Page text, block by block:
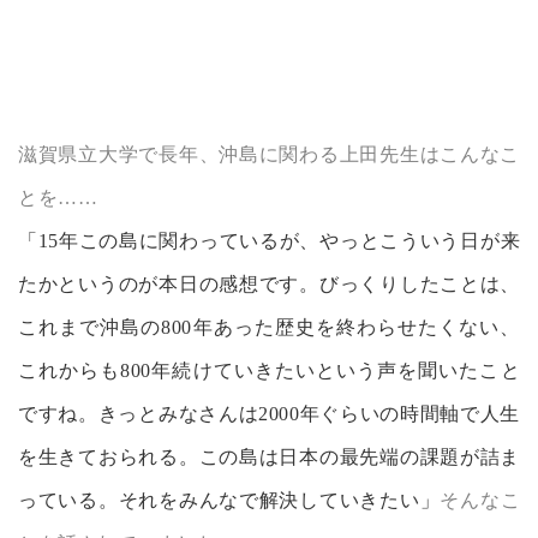
滋賀県立大学で長年、沖島に関わる上田先生はこんなこ
とを……
「15年この島に関わっているが、やっとこういう日が来
たかというのが本日の感想です。びっくりしたことは、
これまで沖島の800年あった歴史を終わらせたくない、
これからも800年続けていきたいという声を聞いたこと
ですね。きっとみなさんは2000年ぐらいの時間軸で人生
を生きておられる。この島は日本の最先端の課題が詰ま
っている。それをみんなで解決していきたい」 そんなこ